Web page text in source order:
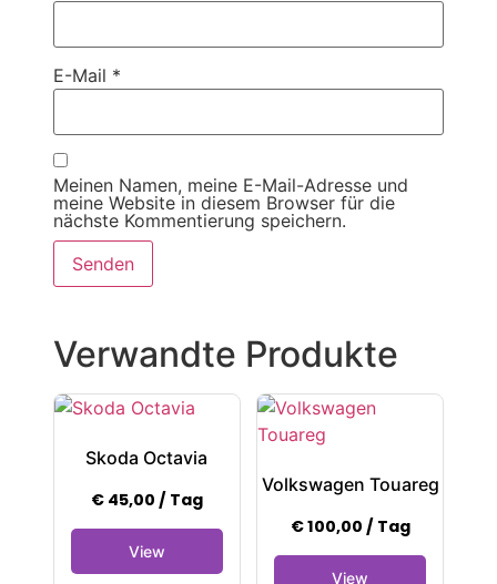
E-Mail *
Meinen Namen, meine E-Mail-Adresse und
meine Website in diesem Browser für die
nächste Kommentierung speichern.
Verwandte Produkte
Skoda Octavia
€45,00 / Tag
Volkswagen Touareg
€100,00 / Tag